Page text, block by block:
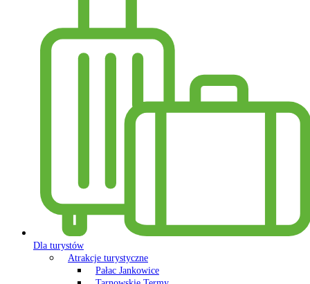
Dla turystów
Atrakcje turystyczne
Pałac Jankowice